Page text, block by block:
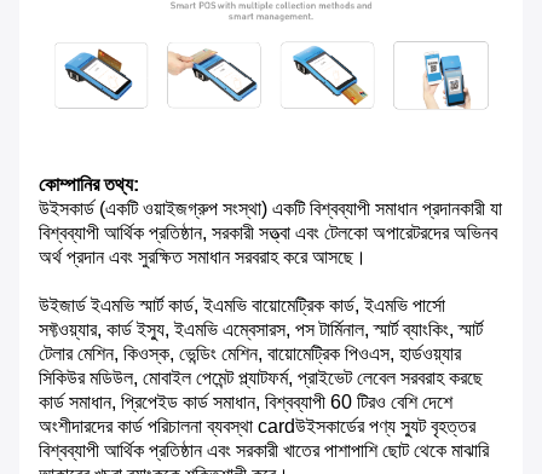
কোম্পানির তথ্য:
উইসকার্ড (একটি ওয়াইজগ্রুপ সংস্থা) একটি বিশ্বব্যাপী সমাধান প্রদানকারী যা
বিশ্বব্যাপী আর্থিক প্রতিষ্ঠান, সরকারী সত্ত্বা এবং টেলকো অপারেটরদের অভিনব
অর্থ প্রদান এবং সুরক্ষিত সমাধান সরবরাহ করে আসছে।
উইজার্ড ইএমভি স্মার্ট কার্ড, ইএমভি বায়োমেট্রিক কার্ড, ইএমভি পার্সো
সফ্টওয়্যার, কার্ড ইস্যু, ইএমভি এম্বেসারস, পস টার্মিনাল, স্মার্ট ব্যাংকিং, স্মার্ট
টেলার মেশিন, কিওস্ক, ভেন্ডিং মেশিন, বায়োমেট্রিক পিওএস, হার্ডওয়্যার
সিকিউর মডিউল, মোবাইল পেমেন্ট প্ল্যাটফর্ম, প্রাইভেট লেবেল সরবরাহ করছে
কার্ড সমাধান, প্রিপেইড কার্ড সমাধান, বিশ্বব্যাপী 60 টিরও বেশি দেশে
অংশীদারদের কার্ড পরিচালনা ব্যবস্থা cardউইসকার্ডের পণ্য স্যুট বৃহত্তর
বিশ্বব্যাপী আর্থিক প্রতিষ্ঠান এবং সরকারী খাতের পাশাপাশি ছোট থেকে মাঝারি